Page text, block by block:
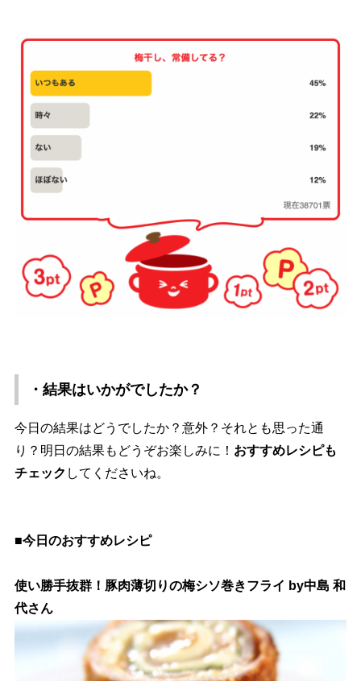
・結果はいかがでしたか？
今日の結果はどうでしたか？意外？それとも思った通
り？明日の結果もどうぞお楽しみに！ おすすめレシピも
チェック してくださいね。
■今日のおすすめレシピ
使い勝手抜群！豚肉薄切りの梅シソ巻きフライ by中島 和
代さん